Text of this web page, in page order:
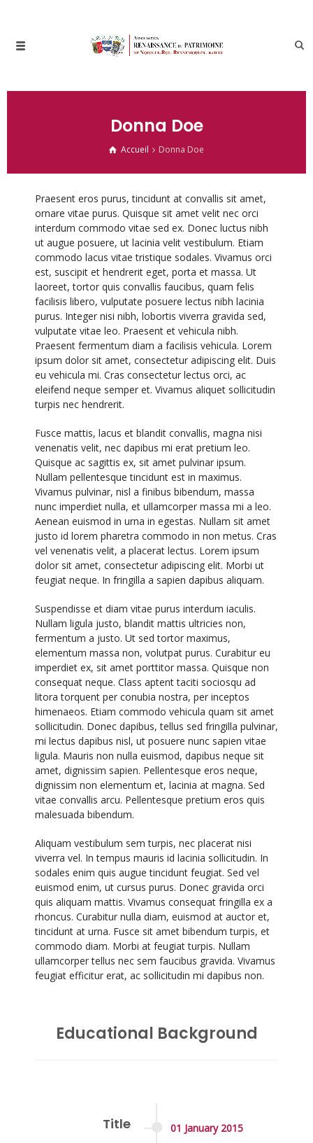
Donna Doe
Accueil Donna Doe
Praesent eros purus, tincidunt at convallis sit amet,
ornare vitae purus. Quisque sit amet velit nec orci
interdum commodo vitae sed ex. Donec luctus nibh
ut augue posuere, ut lacinia velit vestibulum. Etiam
commodo lacus vitae tristique sodales. Vivamus orci
est, suscipit et hendrerit eget, porta et massa. Ut
laoreet, tortor quis convallis faucibus, quam felis
facilisis libero, vulputate posuere lectus nibh lacinia
purus. Integer nisi nibh, lobortis viverra gravida sed,
vulputate vitae leo. Praesent et vehicula nibh.
Praesent fermentum diam a facilisis vehicula. Lorem
ipsum dolor sit amet, consectetur adipiscing elit. Duis
eu vehicula mi. Cras consectetur lectus orci, ac
eleifend neque semper et. Vivamus aliquet sollicitudin
turpis nec hendrerit.
Fusce mattis, lacus et blandit convallis, magna nisi
venenatis velit, nec dapibus mi erat pretium leo.
Quisque ac sagittis ex, sit amet pulvinar ipsum.
Nullam pellentesque tincidunt est in maximus.
Vivamus pulvinar, nisl a finibus bibendum, massa
nunc imperdiet nulla, et ullamcorper massa mi a leo.
Aenean euismod in urna in egestas. Nullam sit amet
justo id lorem pharetra commodo in non metus. Cras
vel venenatis velit, a placerat lectus. Lorem ipsum
dolor sit amet, consectetur adipiscing elit. Morbi ut
feugiat neque. In fringilla a sapien dapibus aliquam.
Suspendisse et diam vitae purus interdum iaculis.
Nullam ligula justo, blandit mattis ultricies non,
fermentum a justo. Ut sed tortor maximus,
elementum massa non, volutpat purus. Curabitur eu
imperdiet ex, sit amet porttitor massa. Quisque non
consequat neque. Class aptent taciti sociosqu ad
litora torquent per conubia nostra, per inceptos
himenaeos. Etiam commodo vehicula quam sit amet
sollicitudin. Donec dapibus, tellus sed fringilla pulvinar,
mi lectus dapibus nisl, ut posuere nunc sapien vitae
ligula. Mauris non nulla euismod, dapibus neque sit
amet, dignissim sapien. Pellentesque eros neque,
dignissim non elementum et, lacinia at magna. Sed
vitae convallis arcu. Pellentesque pretium eros quis
malesuada bibendum.
Aliquam vestibulum sem turpis, nec placerat nisi
viverra vel. In tempus mauris id lacinia sollicitudin. In
sodales enim quis augue tincidunt feugiat. Sed vel
euismod enim, ut cursus purus. Donec gravida orci
quis aliquam mattis. Vivamus consequat fringilla ex a
rhoncus. Curabitur nulla diam, euismod at auctor et,
tincidunt at urna. Fusce sit amet bibendum turpis, et
commodo diam. Morbi at feugiat turpis. Nullam
ullamcorper tellus nec sem faucibus gravida. Vivamus
feugiat efficitur erat, ac sollicitudin mi dapibus non.
Educational Background
01 January 2015
Title